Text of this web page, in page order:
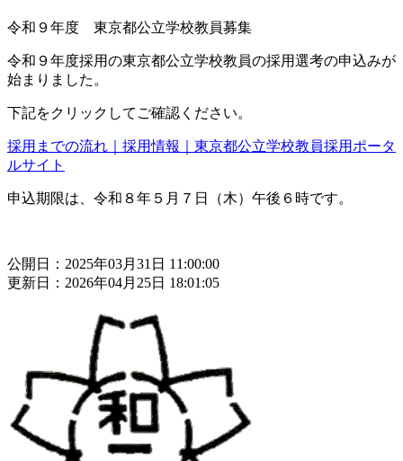
令和９年度 東京都公立学校教員募集
令和９年度採用の東京都公立学校教員の採用選考の申込みが
始まりました。
下記をクリックしてご確認ください。
採用までの流れ｜採用情報｜東京都公立学校教員採用ポータ
ルサイト
申込期限は、令和８年５月７日（木）午後６時です。
公開日：2025年03月31日 11:00:00
更新日：2026年04月25日 18:01:05